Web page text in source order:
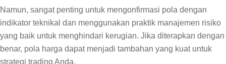
Namun, sangat penting untuk mengonfirmasi pola dengan
indikator teknikal dan menggunakan praktik manajemen risiko
yang baik untuk menghindari kerugian. Jika diterapkan dengan
benar, pola harga dapat menjadi tambahan yang kuat untuk
strategi trading Anda.